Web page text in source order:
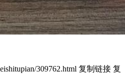
309762.html 复制链接 复